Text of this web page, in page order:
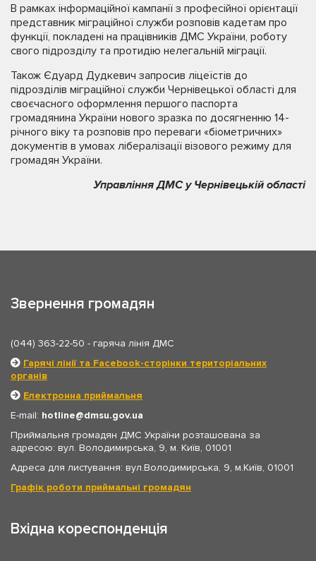
В рамках інформаційної кампанії з професійної орієнтації
представник міграційної служби розповів кадетам про
функції, покладені на працівників ДМС України, роботу
свого підрозділу та протидію нелегальній міграції.
Також Єдуард Дудкевич запросив ліцеїстів до
підрозділів міграційної служби Чернівецької області для
своєчасного оформлення першого паспорта
громадянина України нового зразка по досягненню 14-
річного віку та розповів про переваги «біометричних»
документів в умовах лібералізації візового режиму для
громадян України.
Управління ДМС у Чернівецькій області
Звернення громадян
(044) 363-22-50 - гаряча лінія ДМС
Гарячі лінії та Facebook-сторінки територіальних
органів
Електронна приймальня
E-mail: hotline
dmsu.gov.ua
Приймальня громадян ДМС України розташована за
адресою: вул. Володимирська, 9, м. Київ, 01001
Адреса для листування: вул.Володимирська, 9, м.Київ, 01001
Графік роботи приймальні громадян
Вхідна кореспонденція